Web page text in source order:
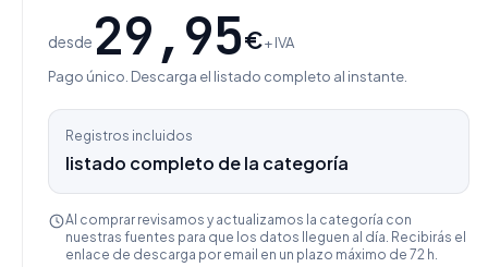
desde 29,95€+ IVA
Pago único. Descarga el listado completo al instante.
Registros incluidos
listado completo de la categoría
Al comprar revisamos y actualizamos la categoría con
nuestras fuentes para que los datos lleguen al día. Recibirás el
enlace de descarga por email en un plazo máximo de 72 h.